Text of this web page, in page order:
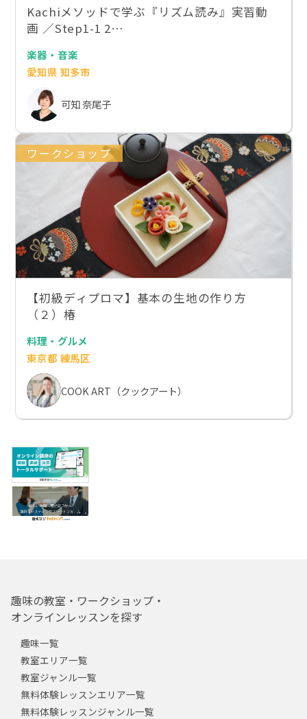
Kachiメソッドで学ぶ『リズム読み』実習動
画 ／Step1-1 2…
楽器・音楽
愛知県 知多市
可知 奈尾子
ワークショップ
【初級ディプロマ】基本の生地の作り方
（２）椿
料理・グルメ
東京都 練馬区
COOK ART（クックアート）
趣味の教室・ワークショップ・
オンラインレッスンを探す
趣味一覧
教室エリア一覧
教室ジャンル一覧
無料体験レッスンエリア一覧
無料体験レッスンジャンル一覧